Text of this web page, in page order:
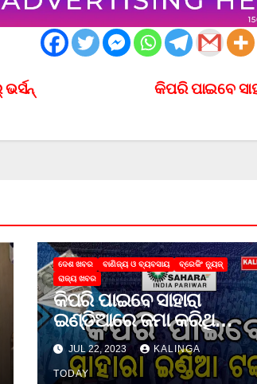
କିପରି ପାଇବେ
ଦେଶ ଖବର ବାଣିଜ୍ୟ ଓ ବ୍ୟବସାୟ
ବ୍ରେକିଂ ନ୍ୟୁଜ୍
ରାଜ୍ୟ ଖବର
କିପରି ପାଇବେ ସାହାରା
ଇଣ୍ଡିଆରେ ଜମା କରିଥିବା
ଟଙ୍କା।
JUL 22, 2023 KALINGA
TODAY